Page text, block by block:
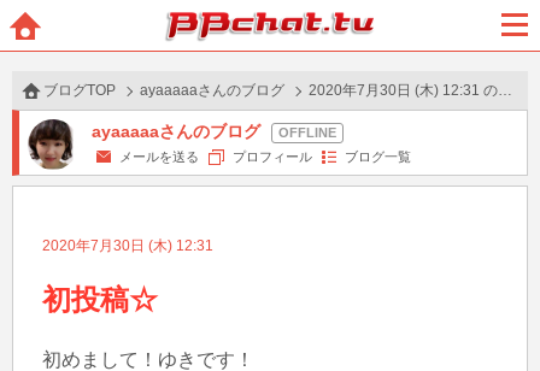
BBchatTV
ュー
ブログTOP ayaaaaaさんのブログ 2020年7月30日 (木) 12:31 の投稿
ayaaaaaさんのブログ
メールを送る プロフィール ブログ一覧
2020年7月30日 (木) 12:31
初投稿☆
初めまして！ゆきです！